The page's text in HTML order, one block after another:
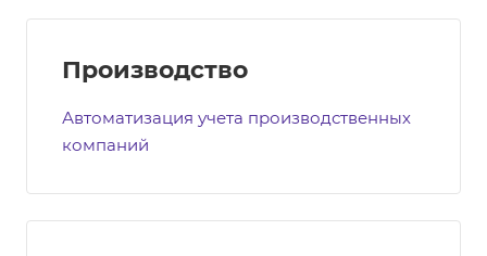
Производство
Автоматизация учета производственных
компаний